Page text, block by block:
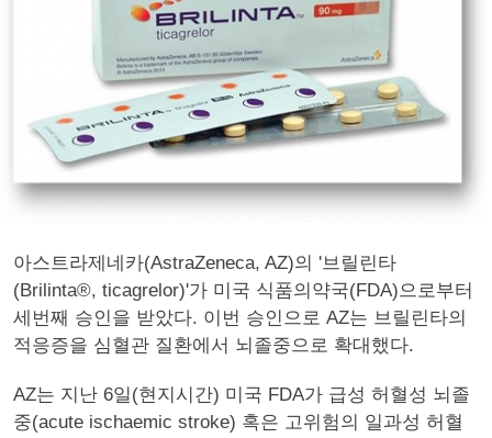
아스트라제네카(AstraZeneca, AZ)의 '브릴린타
(Brilinta®, ticagrelor)'가 미국 식품의약국(FDA)으로부터
세번째 승인을 받았다. 이번 승인으로 AZ는 브릴린타의
적응증을 심혈관 질환에서 뇌졸중으로 확대했다.
AZ는 지난 6일(현지시간) 미국 FDA가 급성 허혈성 뇌졸
중(acute ischaemic stroke) 혹은 고위험의 일과성 허혈